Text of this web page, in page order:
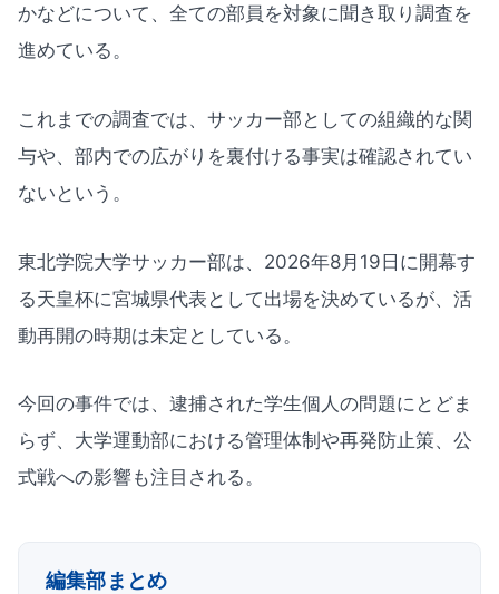
かなどについて、全ての部員を対象に聞き取り調査を
進めている。
これまでの調査では、サッカー部としての組織的な関
与や、部内での広がりを裏付ける事実は確認されてい
ないという。
東北学院大学サッカー部は、2026年8月19日に開幕す
る天皇杯に宮城県代表として出場を決めているが、活
動再開の時期は未定としている。
今回の事件では、逮捕された学生個人の問題にとどま
らず、大学運動部における管理体制や再発防止策、公
式戦への影響も注目される。
編集部まとめ